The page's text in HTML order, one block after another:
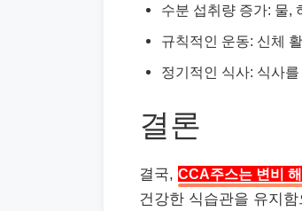
수분 섭취량 증가: 물,
규칙적인 운동: 신체
정기적인 식사: 식사
결론
결국, CCA주스는 변비
건강한 식습관을 유지